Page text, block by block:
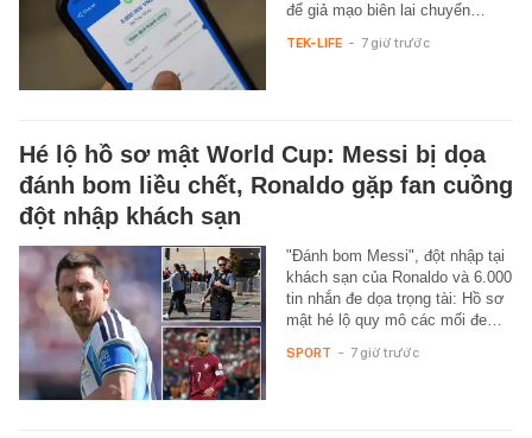
để giả mạo biên lai chuyển…
TEK-LIFE - 7 giờ trước
Hé lộ hồ sơ mật World Cup: Messi bị dọa
đánh bom liều chết, Ronaldo gặp fan cuồng
đột nhập khách sạn
"Đánh bom Messi", đột nhập tại
khách sạn của Ronaldo và 6.000
tin nhắn đe dọa trọng tài: Hồ sơ
mật hé lộ quy mô các mối đe…
SPORT - 7 giờ trước